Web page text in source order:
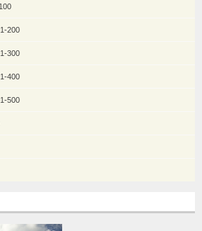
200
300
400
500